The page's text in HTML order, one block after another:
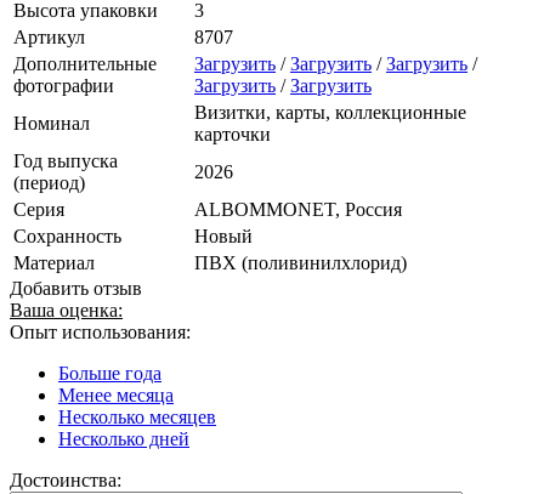
Высота упаковки
3
Артикул
8707
Дополнительные
фотографии
Загрузить /Загрузить /Загрузить /
Загрузить /Загрузить
Номинал
Визитки, карты, коллекционные
карточки
Год выпуска
(период)
2026
Серия
ALBOMMONET, Россия
Сохранность
Новый
Материал
ПВХ (поливинилхлорид)
Добавить отзыв
Ваша оценка:
Опыт использования:
Больше года
Менее месяца
Несколько месяцев
Несколько дней
Достоинства: